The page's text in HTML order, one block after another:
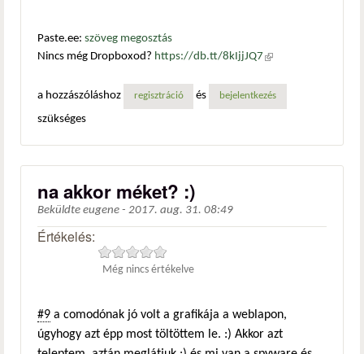
Paste.ee: szöveg megosztás
Nincs még Dropboxod? https://db.tt/8kIjjJQ7 (külső
a hozzászóláshoz
regisztráció és bejelentkezés
szükséges
na akkor méket? :)
Beküldte eugene - 2017. aug. 31. 08:49
Értékelés:
Még nincs értékelve
#9 a comodónak jó volt a grafikája a weblapon,
úgyhogy azt épp most töltöttem le. :) Akkor azt